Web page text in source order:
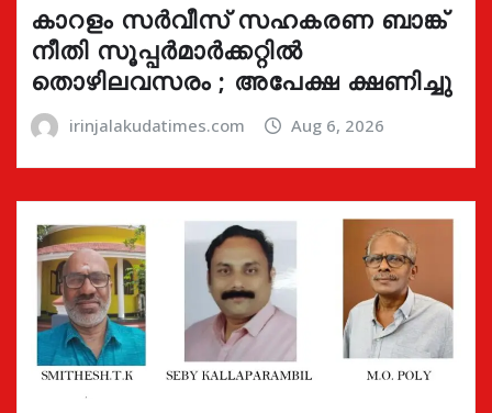
കാറളം സർവീസ് സഹകരണ ബാങ്ക്
നീതി സൂപ്പർമാർക്കറ്റിൽ
തൊഴിലവസരം ; അപേക്ഷ ക്ഷണിച്ചു
irinjalakudatimes.com Aug 6, 2026